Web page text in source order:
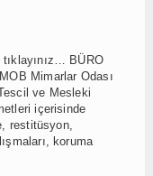
BÜRO
Mimarlar Odası
ve Mesleki
içerisinde
restitüsyon,
koruma